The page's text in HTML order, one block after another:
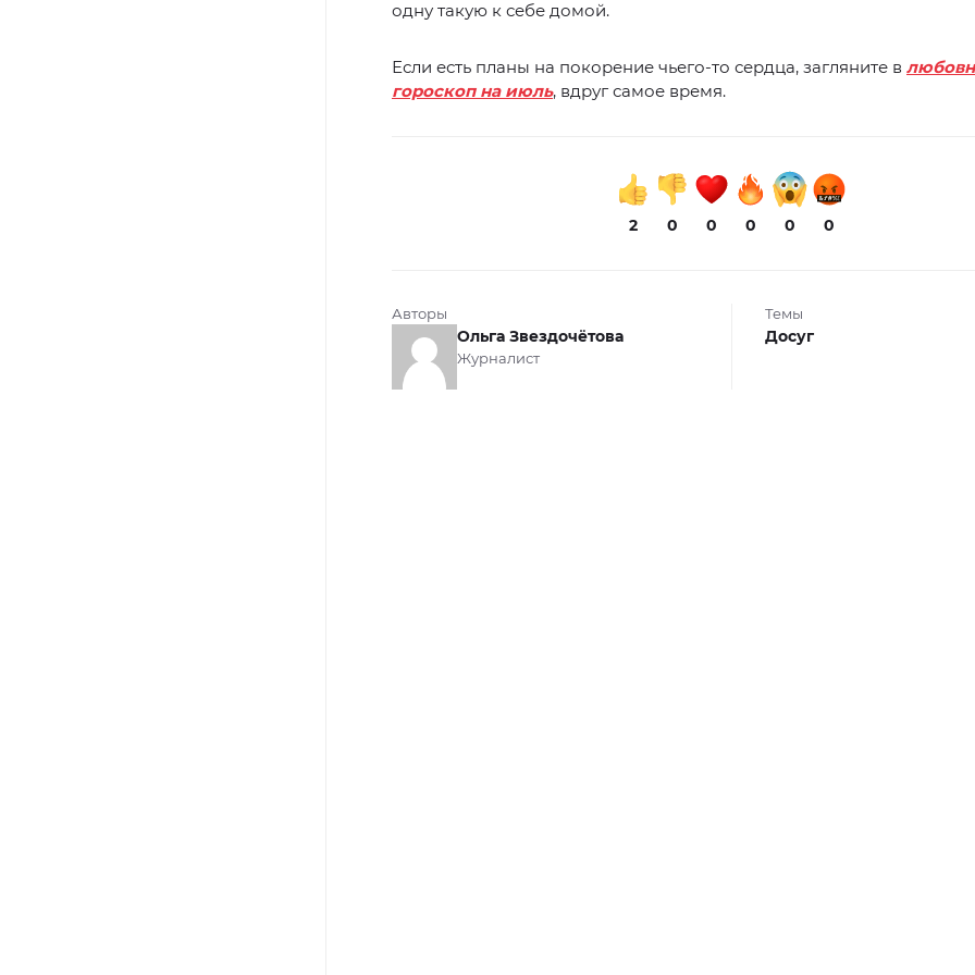
одну такую к себе домой.
Если есть планы на покорение чьего-то сердца, загляните в
гороскоп на июль, вдруг самое время.
2 0 0 0 0 0
Авторы
Ольга Звездочётова
Журналист
Темы
Досуг